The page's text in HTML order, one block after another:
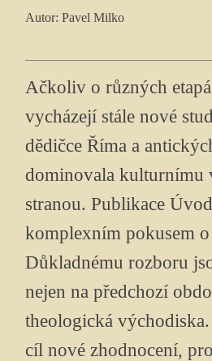
Autor: Pavel Milko
Ačkoliv o různých
vycházejí stále nové
dědičce Říma a
dominovala kulturnímu
stranou. Publikace
komplexním pokusem
Důkladnému rozboru
nejen na předchozí
theologická
cíl nové zhodnocení,